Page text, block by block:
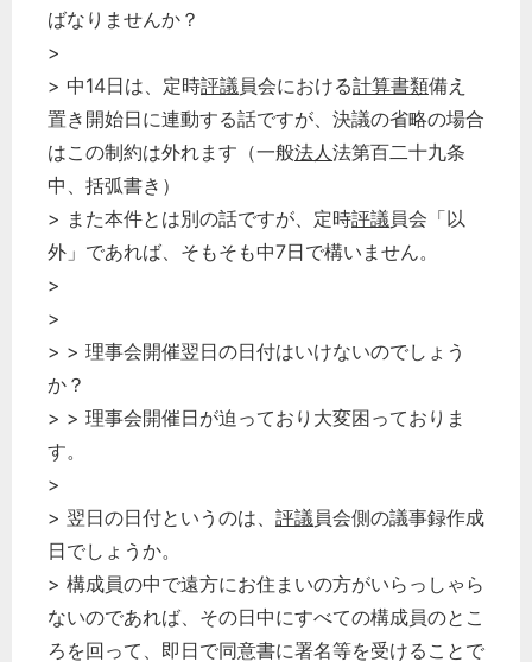
ばなりませんか？
>
> 中14日は、定時評議員会における計算書類備え
置き開始日に連動する話ですが、決議の省略の場合
はこの制約は外れます（一般法人法第百二十九条
中、括弧書き）
> また本件とは別の話ですが、定時評議員会「以
外」であれば、そもそも中7日で構いません。
>
>
> > 理事会開催翌日の日付はいけないのでしょう
か？
> > 理事会開催日が迫っており大変困っておりま
す。
>
> 翌日の日付というのは、 評議員会側の議事録作成
日でしょうか。
> 構成員の中で遠方にお住まいの方がいらっしゃら
ないのであれば、その日中にすべての構成員のとこ
ろを回って、即日で同意書に署名等を受けることで